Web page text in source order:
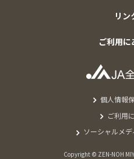
リン
ご利用に
Copyright © ZEN-NOH
個人情報
ご利用
ソーシャルメ